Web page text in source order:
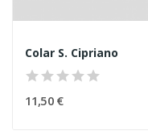
Colar S. Cipriano
11,50 €